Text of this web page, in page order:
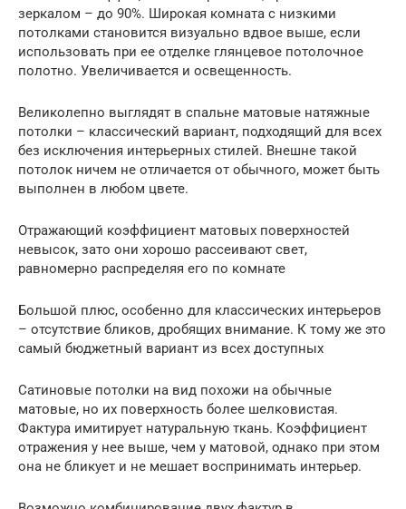
зеркалом – до 90%. Широкая комната с низкими
потолками становится визуально вдвое выше, если
использовать при ее отделке глянцевое потолочное
полотно. Увеличивается и освещенность.
Великолепно выглядят в спальне матовые натяжные
потолки – классический вариант, подходящий для всех
без исключения интерьерных стилей. Внешне такой
потолок ничем не отличается от обычного, может быть
выполнен в любом цвете.
Отражающий коэффициент матовых поверхностей
невысок, зато они хорошо рассеивают свет,
равномерно распределяя его по комнате
Большой плюс, особенно для классических интерьеров
– отсутствие бликов, дробящих внимание. К тому же это
самый бюджетный вариант из всех доступных
Сатиновые потолки на вид похожи на обычные
матовые, но их поверхность более шелковистая.
Фактура имитирует натуральную ткань. Коэффициент
отражения у нее выше, чем у матовой, однако при этом
она не бликует и не мешает воспринимать интерьер.